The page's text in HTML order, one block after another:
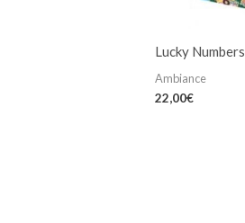
Lucky Numbers
Ambiance
22,00€